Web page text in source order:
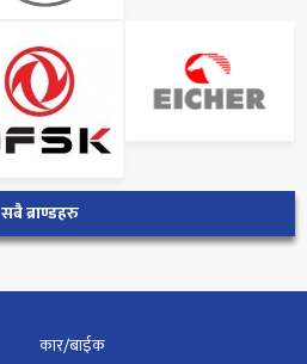
सबै ब्राण्डहरु
कार/बाईक